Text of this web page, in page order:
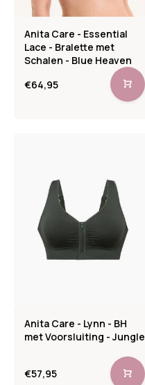
Anita Care - Essential
Lace - Bralette met
Schalen - Blue Heaven
€64,95
Anita Care - Lynn - BH
met Voorsluiting - Jungle
€57,95